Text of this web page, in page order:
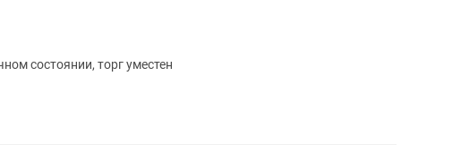
состоянии, торг уместен